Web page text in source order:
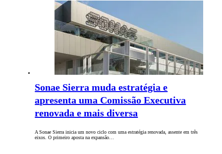
Sonae Sierra muda estratégia e
apresenta uma Comissão Executiva
renovada e mais diversa
A Sonae Sierra inicia um novo ciclo com uma estratégia renovada, assente em três
eixos. O primeiro aposta na expansão…